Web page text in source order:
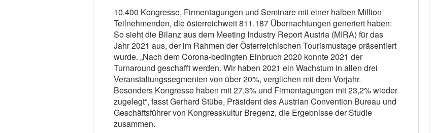
10.400 Kongresse, Firmentagungen und Seminare mit einer halben Million
Teilnehmenden, die österreichweit 811.187 Übernachtungen generiert haben:
So sieht die Bilanz aus dem Meeting Industry Report Austria (MIRA) für das
Jahr 2021 aus, der im Rahmen der Österreichischen Tourismustage präsentiert
wurde. „Nach dem Corona-bedingten Einbruch 2020 konnte 2021 der
Turnaround geschafft werden. Wir haben 2021 ein Wachstum in allen drei
Veranstaltungssegmenten von über 20%, verglichen mit dem Vorjahr.
Besonders Kongresse haben mit 27,3% und Firmentagungen mit 23,2% wieder
zugelegt“, fasst Gerhard Stübe, Präsident des Austrian Convention Bureau und
Geschäftsführer von Kongresskultur Bregenz, die Ergebnisse der Studie
zusammen.